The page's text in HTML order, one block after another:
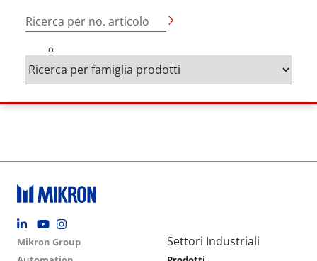
Ricerca per no. articolo
o
Footer social
Group menu
Mikron Group
Main navigation
Settori Industriali